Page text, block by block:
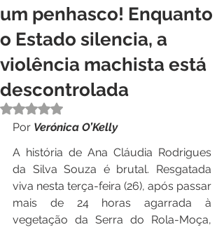
um penhasco! Enquanto
o Estado silencia, a
violência machista está
descontrolada
Avaliado com NaN de 5 estrelas.
Por Verónica O’Kelly
A história de Ana Cláudia Rodrigues
da Silva Souza é brutal. Resgatada
viva nesta terça-feira (26), após passar
mais de 24 horas agarrada à
vegetação da Serra do Rola-Moça,